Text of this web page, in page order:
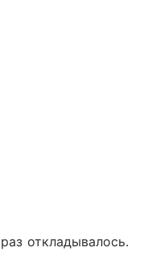
откладывалось.